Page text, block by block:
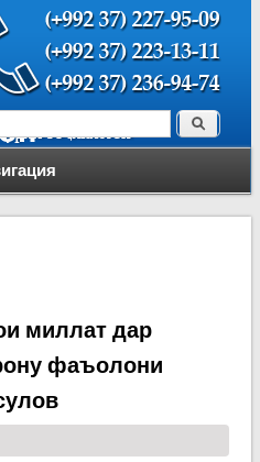
поиска Поиск
миллат дар
фаъолони